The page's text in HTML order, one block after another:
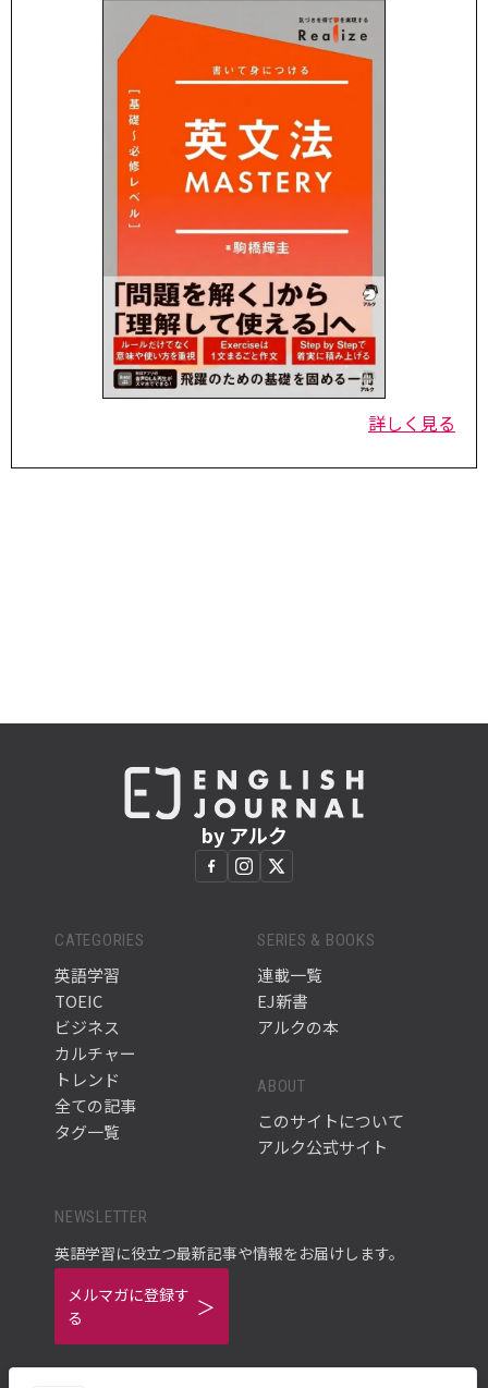
詳しく見る
by アルク
CATEGORIES
英語学習
TOEIC
ビジネス
カルチャー
トレンド
全ての記事
タグ一覧
SERIES & BOOKS
連載一覧
EJ新書
アルクの本
ABOUT
このサイトについて
アルク公式サイト
NEWSLETTER
英語学習に役立つ最新記事や情報をお届けします。
メルマガに登録す
る